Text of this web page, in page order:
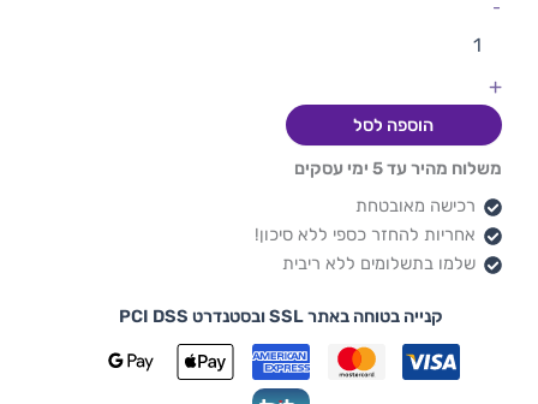
-
+
הוספה לסל
משלוח מהיר עד 5 ימי עסקים
רכישה מאובטחת
אחריות להחזר כספי ללא סיכון!
שלמו בתשלומים ללא ריבית
קנייה בטוחה באתר SSL ובסטנדרט PCI DSS